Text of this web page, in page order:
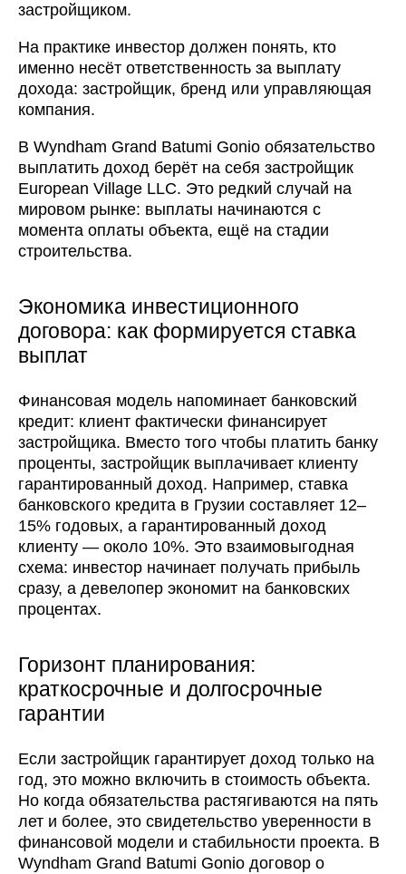
застройщиком.
На практике инвестор должен понять, кто
именно несёт ответственность за выплату
дохода: застройщик, бренд или управляющая
компания.
В Wyndham Grand Batumi Gonio обязательство
выплатить доход берёт на себя застройщик
European Village LLC. Это редкий случай на
мировом рынке: выплаты начинаются с
момента оплаты объекта, ещё на стадии
строительства.
Экономика инвестиционного
договора: как формируется ставка
выплат
Финансовая модель напоминает банковский
кредит: клиент фактически финансирует
застройщика. Вместо того чтобы платить банку
проценты, застройщик выплачивает клиенту
гарантированный доход. Например, ставка
банковского кредита в Грузии составляет 12–
15% годовых, а гарантированный доход
клиенту — около 10%. Это взаимовыгодная
схема: инвестор начинает получать прибыль
сразу, а девелопер экономит на банковских
процентах.
Горизонт планирования:
краткосрочные и долгосрочные
гарантии
Если застройщик гарантирует доход только на
год, это можно включить в стоимость объекта.
Но когда обязательства растягиваются на пять
лет и более, это свидетельство уверенности в
финансовой модели и стабильности проекта. В
Wyndham Grand Batumi Gonio договор о